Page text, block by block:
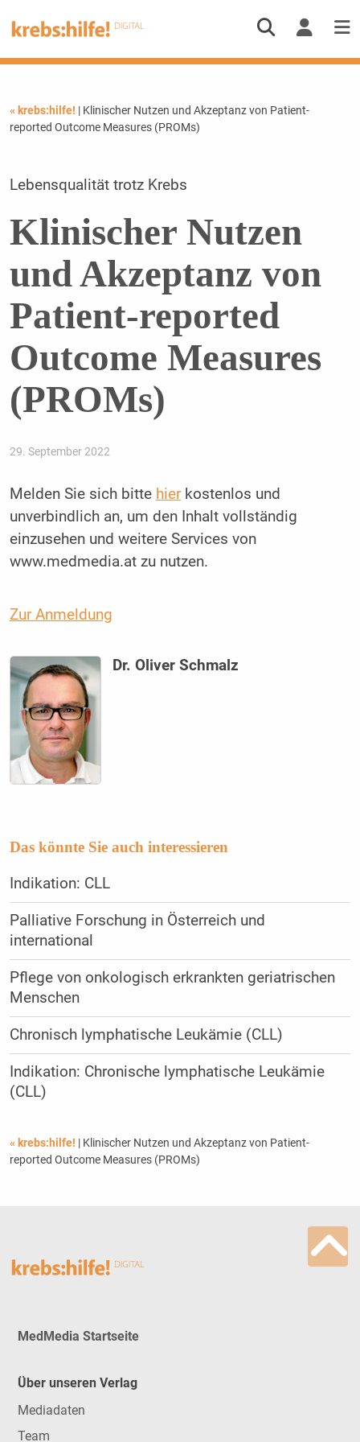
« krebs:hilfe! | Klinischer Nutzen und Akzeptanz von Patient-
reported Outcome Measures (PROMs)
Lebensqualität trotz Krebs
Klinischer Nutzen
und Akzeptanz von
Patient-reported
Outcome Measures
(PROMs)
29. September 2022
Melden Sie sich bitte hierkostenlos und
unverbindlich an, um den Inhalt vollständig
einzusehen und weitere Services von
www.medmedia.at zu nutzen.
Zur Anmeldung
Dr. Oliver Schmalz
Das könnte Sie auch interessieren
Indikation: CLL
Palliative Forschung in Österreich und
international
Pflege von onkologisch erkrankten geriatrischen
Menschen
Chronisch lymphatische Leukämie (CLL)
Indikation: Chronische lymphatische Leukämie
(CLL)
« krebs:hilfe! | Klinischer Nutzen und Akzeptanz von Patient-
reported Outcome Measures (PROMs)
MedMedia Startseite
Über unseren Verlag
Mediadaten
Team